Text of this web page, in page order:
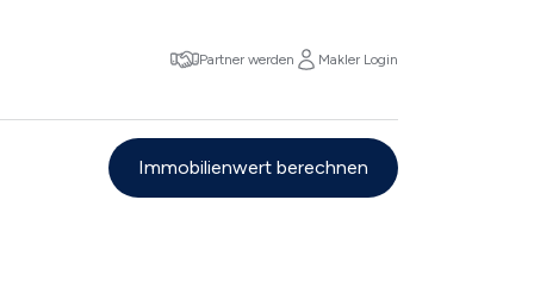
Partner werden Makler Login
Immobilienwert berechnen